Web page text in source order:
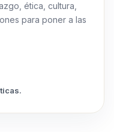
ética, cultura,
para poner a las